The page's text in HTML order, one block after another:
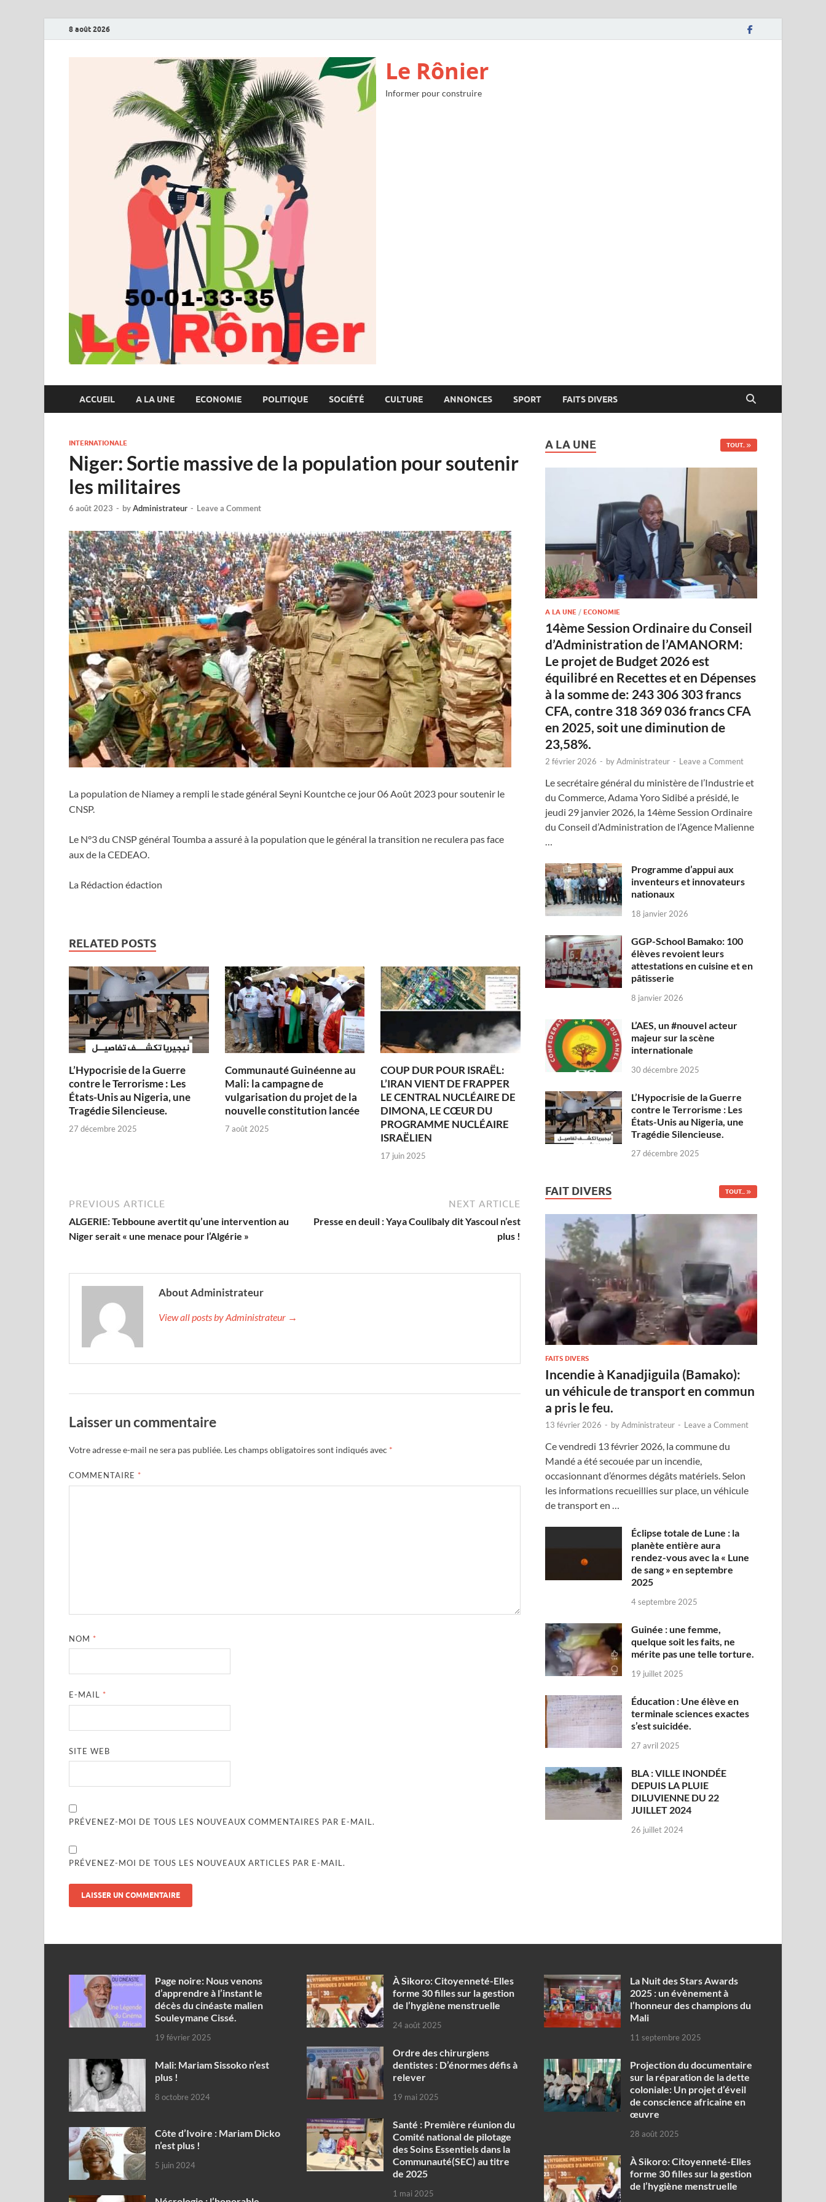
8 août 2026
Le Rônier
Informer pour construire
ACCUEIL A LA UNE ECONOMIE POLITIQUE SOCIÉTÉ CULTURE ANNONCES SPORT FAITS DIVERS
INTERNATIONALE
Niger: Sortie massive de la population pour soutenir
les militaires
6 août 2023 - byAdministrateur - Leave a Comment
La population de Niamey a rempli le stade général Seyni Kountche ce jour 06 Août 2023 pour soutenir le
CNSP.
Le N°3 du CNSP général Toumba a assuré à la population que le général la transition ne reculera pas face
aux de la CEDEAO.
La Rédaction édaction
RELATED POSTS
L’Hypocrisie de la Guerre
contre le Terrorisme : Les
États-Unis au Nigeria, une
Tragédie Silencieuse.
27 décembre 2025
Communauté Guinéenne au
Mali: la campagne de
vulgarisation du projet de la
nouvelle constitution lancée
7 août 2025
COUP DUR POUR ISRAËL:
L’IRAN VIENT DE FRAPPER
LE CENTRAL NUCLÉAIRE DE
DIMONA, LE CŒUR DU
PROGRAMME NUCLÉAIRE
ISRAËLIEN
17 juin 2025
PREVIOUS ARTICLE
ALGERIE: Tebboune avertit qu’une intervention au
Niger serait « une menace pour l’Algérie »
NEXT ARTICLE
Presse en deuil : Yaya Coulibaly dit Yascoul n’est
plus !
About Administrateur
View all posts by Administrateur →
Laisser un commentaire
Votre adresse e-mail ne sera pas publiée. Les champs obligatoires sont indiqués avec *
COMMENTAIRE *
NOM *
E-MAIL *
SITE WEB
PRÉVENEZ-MOI DE TOUS LES NOUVEAUX COMMENTAIRES PAR E-MAIL.
PRÉVENEZ-MOI DE TOUS LES NOUVEAUX ARTICLES PAR E-MAIL.
A LA UNE TOUT..
A LA UNE /ECONOMIE
14ème Session Ordinaire du Conseil
d’Administration de l’AMANORM:
Le projet de Budget 2026 est
équilibré en Recettes et en Dépenses
à la somme de: 243 306 303 francs
CFA, contre 318 369 036 francs CFA
en 2025, soit une diminution de
23,58%.
2 février 2026 - byAdministrateur - Leave a Comment
Le secrétaire général du ministère de l’Industrie et
du Commerce, Adama Yoro Sidibé a présidé, le
jeudi 29 janvier 2026, la 14ème Session Ordinaire
du Conseil d’Administration de l’Agence Malienne
…
Programme d’appui aux
inventeurs et innovateurs
nationaux
18 janvier 2026
GGP-School Bamako: 100
élèves revoient leurs
attestations en cuisine et en
pâtisserie
8 janvier 2026
L’AES, un #nouvel acteur
majeur sur la scène
internationale
30 décembre 2025
L’Hypocrisie de la Guerre
contre le Terrorisme : Les
États-Unis au Nigeria, une
Tragédie Silencieuse.
27 décembre 2025
FAIT DIVERS TOUT...
FAITS DIVERS
Incendie à Kanadjiguila (Bamako):
un véhicule de transport en commun
a pris le feu.
13 février 2026 - byAdministrateur - Leave a Comment
Ce vendredi 13 février 2026, la commune du
Mandé a été secouée par un incendie,
occasionnant d’énormes dégâts matériels. Selon
les informations recueillies sur place, un véhicule
de transport en …
Éclipse totale de Lune : la
planète entière aura
rendez-vous avec la « Lune
de sang » en septembre
2025
4 septembre 2025
Guinée : une femme,
quelque soit les faits, ne
mérite pas une telle torture.
19 juillet 2025
Éducation : Une élève en
terminale sciences exactes
s’est suicidée.
27 avril 2025
BLA : VILLE INONDÉE
DEPUIS LA PLUIE
DILUVIENNE DU 22
JUILLET 2024
26 juillet 2024
Page noire: Nous venons
d’apprendre à l’instant le
décès du cinéaste malien
Souleymane Cissé.
19 février 2025
Mali: Mariam Sissoko n’est
plus !
8 octobre 2024
Côte d’Ivoire : Mariam Dicko
n’est plus !
5 juin 2024
À Sikoro: Citoyenneté-Elles
forme 30 filles sur la gestion
de l’hygiène menstruelle
24 août 2025
Ordre des chirurgiens
dentistes : D’énormes défis à
relever
19 mai 2025
Santé : Première réunion du
Comité national de pilotage
des Soins Essentiels dans la
Communauté(SEC) au titre
de 2025
1 mai 2025
‎La Nuit des Stars Awards
2025 : un évènement à
l’honneur des champions du
Mali
11 septembre 2025
Projection du documentaire
sur la réparation de la dette
coloniale: Un projet d’éveil
de conscience africaine en
œuvre‎
28 août 2025
À Sikoro: Citoyenneté-Elles
forme 30 filles sur la gestion
de l’hygiène menstruelle